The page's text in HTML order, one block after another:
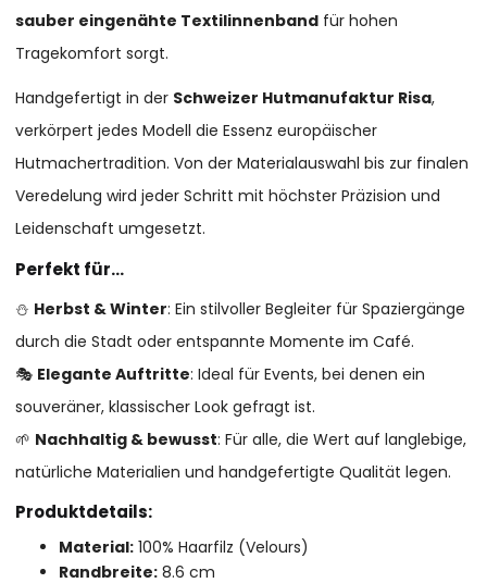
sauber eingenähte Textilinnenband für hohen
Tragekomfort sorgt.
Handgefertigt in der Schweizer Hutmanufaktur Risa,
verkörpert jedes Modell die Essenz europäischer
Hutmachertradition. Von der Materialauswahl bis zur finalen
Veredelung wird jeder Schritt mit höchster Präzision und
Leidenschaft umgesetzt.
Perfekt für…
⛄ Herbst & Winter: Ein stilvoller Begleiter für Spaziergänge
durch die Stadt oder entspannte Momente im Café.
🎭 Elegante Auftritte: Ideal für Events, bei denen ein
souveräner, klassischer Look gefragt ist.
🌱 Nachhaltig & bewusst: Für alle, die Wert auf langlebige,
natürliche Materialien und handgefertigte Qualität legen.
Produktdetails:
Material: 100% Haarfilz (Velours)
Randbreite: 8.6 cm